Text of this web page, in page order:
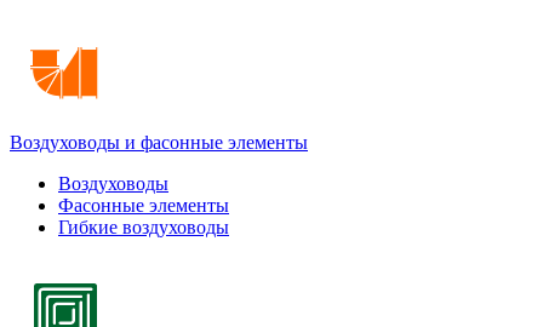
Воздуховоды и фасонные элементы
Воздуховоды
Фасонные элементы
Гибкие воздуховоды